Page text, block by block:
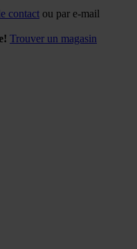
contact ou par e-mail
Trouver un magasin